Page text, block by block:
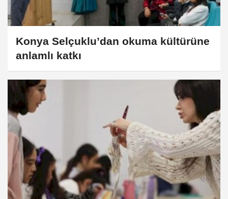
Konya Selçuklu’dan okuma kültürüne
anlamlı katkı